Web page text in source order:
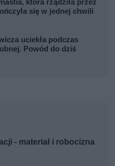
która rządziła przez
się w jednej chwili
uciekła podczas
Powód do dziś
- materiał i robocizna